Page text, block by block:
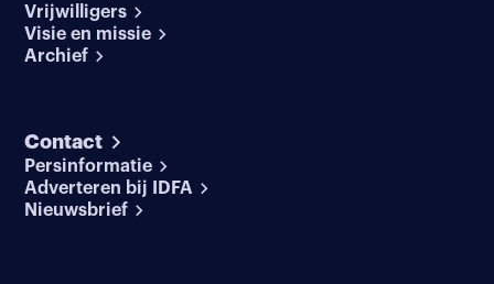
Vrijwilligers
Visie en missie
Archief
Contact
Persinformatie
Adverteren bij IDFA
Nieuwsbrief